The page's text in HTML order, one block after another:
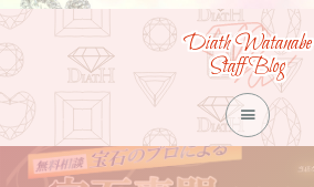
Diath Watanabe
Staff Blog
